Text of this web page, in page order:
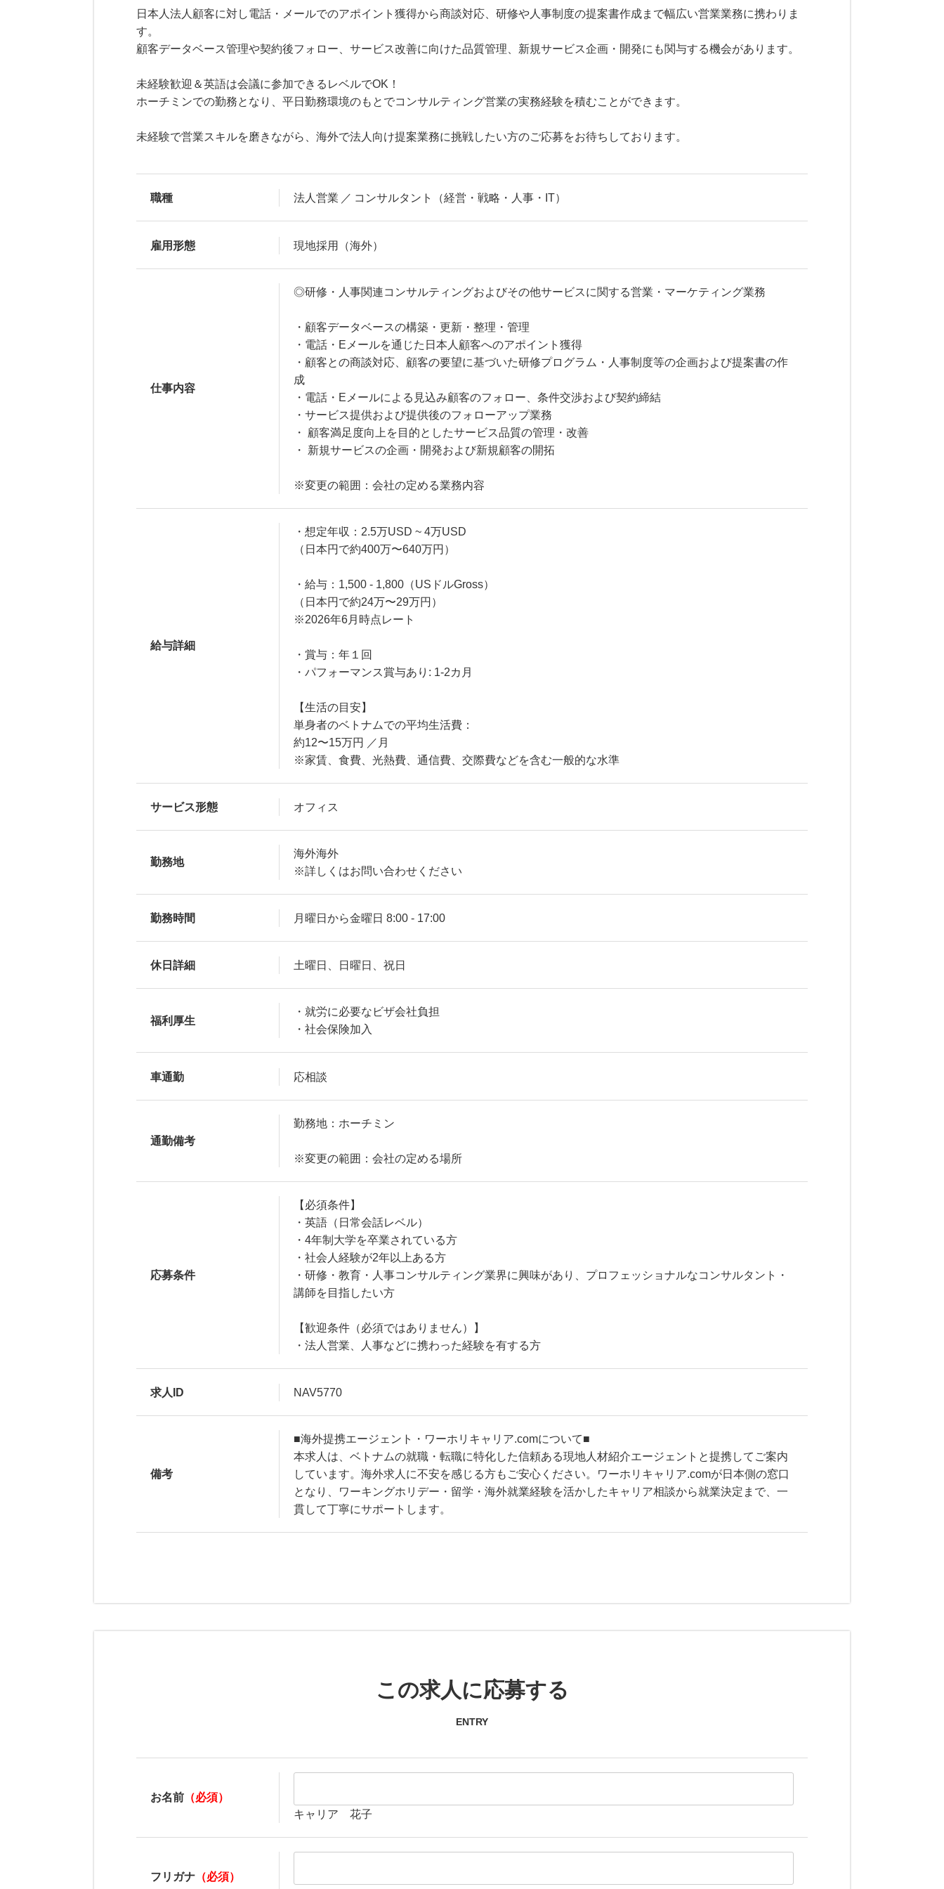
日本人法人顧客に対し電話・メールでのアポイント獲得から商談対応、研修や人事制度の提案書作成まで幅広い営業業務に携わりま
す。
顧客データベース管理や契約後フォロー、サービス改善に向けた品質管理、新規サービス企画・開発にも関与する機会があります。
未経験歓迎＆英語は会議に参加できるレベルでOK！
ホーチミンでの勤務となり、平日勤務環境のもとでコンサルティング営業の実務経験を積むことができます。
未経験で営業スキルを磨きながら、海外で法人向け提案業務に挑戦したい方のご応募をお待ちしております。
職種 法人営業 コンサルタント（経営・戦略・人事・IT）
雇用形態 現地採用（海外）
仕事内容
◎研修・人事関連コンサルティングおよびその他サービスに関する営業・マーケティング業務
・顧客データベースの構築・更新・整理・管理
・電話・Eメールを通じた日本人顧客へのアポイント獲得
・顧客との商談対応、顧客の要望に基づいた研修プログラム・人事制度等の企画および提案書の作
成
・電話・Eメールによる見込み顧客のフォロー、条件交渉および契約締結
・サービス提供および提供後のフォローアップ業務
・ 顧客満足度向上を目的としたサービス品質の管理・改善
・ 新規サービスの企画・開発および新規顧客の開拓
※変更の範囲：会社の定める業務内容
給与詳細
・想定年収：2.5万USD ~ 4万USD
（日本円で約400万〜640万円）
・給与：1,500 - 1,800（USドルGross）
（日本円で約24万〜29万円）
※2026年6月時点レート
・賞与：年１回
・パフォーマンス賞与あり: 1-2カ月
【生活の目安】
単身者のベトナムでの平均生活費：
約12〜15万円 ／月
※家賃、食費、光熱費、通信費、交際費などを含む一般的な水準
サービス形態 オフィス
勤務地
海外海外
※詳しくはお問い合わせください
勤務時間 月曜日から金曜日 8:00 - 17:00
休日詳細 土曜日、日曜日、祝日
福利厚生
・就労に必要なビザ会社負担
・社会保険加入
車通勤 応相談
通勤備考
勤務地：ホーチミン
※変更の範囲：会社の定める場所
応募条件
【必須条件】
・英語（日常会話レベル）
・4年制大学を卒業されている方
・社会人経験が2年以上ある方
・研修・教育・人事コンサルティング業界に興味があり、プロフェッショナルなコンサルタント・
講師を目指したい方
【歓迎条件（必須ではありません）】
・法人営業、人事などに携わった経験を有する方
求人ID NAV5770
備考
■海外提携エージェント・ワーホリキャリア.comについて■
本求人は、ベトナムの就職・転職に特化した信頼ある現地人材紹介エージェントと提携してご案内
しています。海外求人に不安を感じる方もご安心ください。ワーホリキャリア.comが日本側の窓口
となり、ワーキングホリデー・留学・海外就業経験を活かしたキャリア相談から就業決定まで、一
貫して丁寧にサポートします。
この求人に応募する
ENTRY
お名前 （必須）
キャリア 花子
フリガナ （必須）